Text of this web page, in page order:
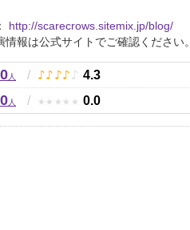
http://scarecrows.sitemix.jp/blog/
報は公式サイトでご確認ください。
人 / ♪ ♪ ♪ ♪ ♪ 4.3
0人 / ★ ★ ★ ★ ★ 0.0